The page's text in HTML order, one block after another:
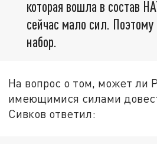
которая вошла в состав
сейчас мало сил. Поэтому
набор.
На вопрос о том, может ли
имеющимися силами
Сивков ответил: